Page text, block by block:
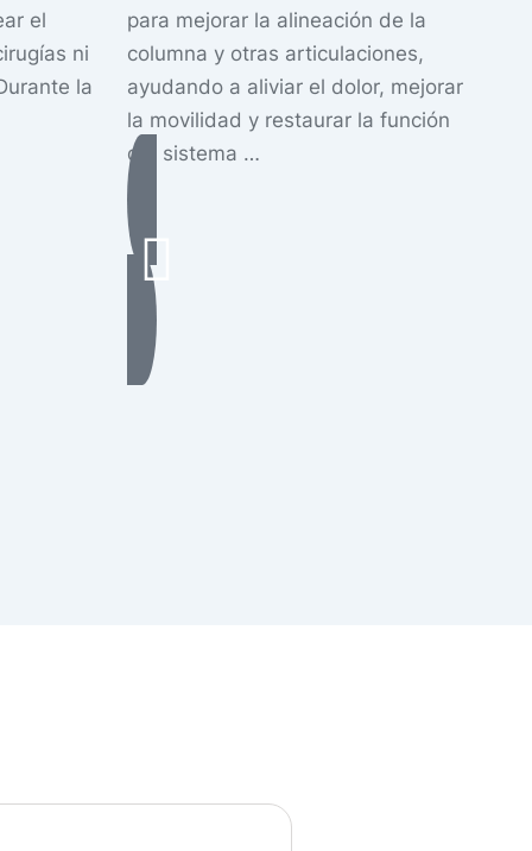
el
ni
la
para mejorar la alineación de la
columna y otras articulaciones,
ayudando a aliviar el dolor, mejorar
la movilidad y restaurar la función
del sistema …